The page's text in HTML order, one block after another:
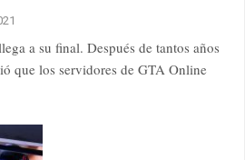
a su final. Después de tantos años
que los servidores de GTA Online